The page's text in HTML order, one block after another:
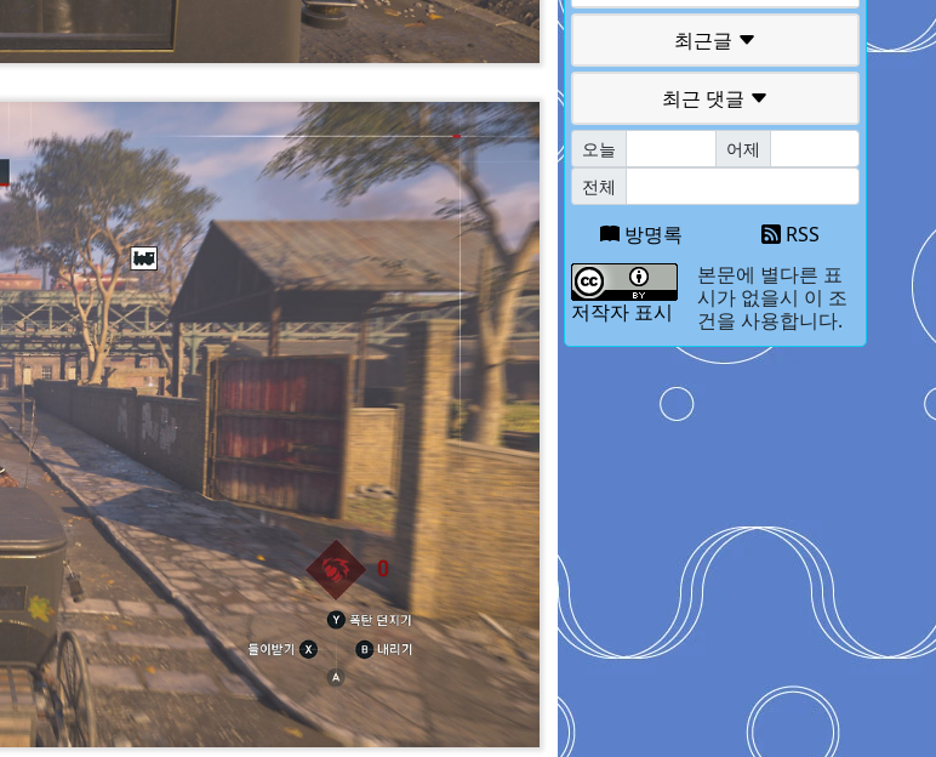
최근글
최근 댓글
오늘
어제
전체
방명록 RSS
저작자 표시
본문에 별다른 표
시가 없을시 이 조
건을 사용합니다.